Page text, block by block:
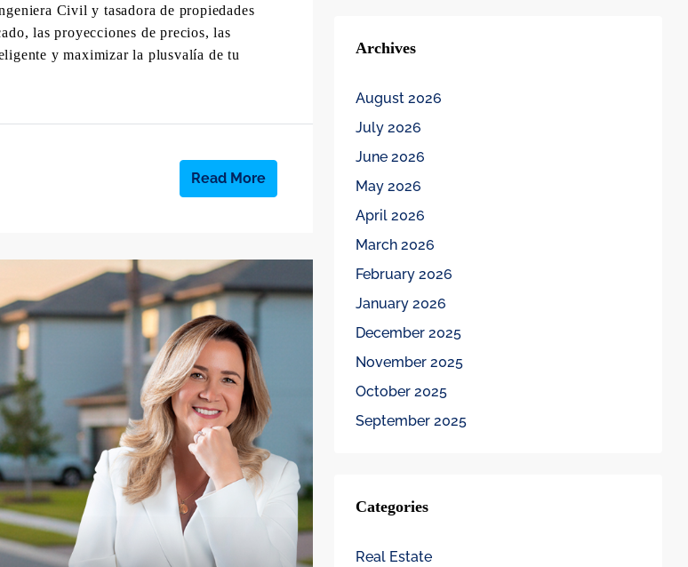
Civil y tasadora de propiedades
las proyecciones de precios, las
y maximizar la plusvalía de tu
Read More
Archives
August 2026
July 2026
June 2026
May 2026
April 2026
March 2026
February 2026
January 2026
December 2025
November 2025
October 2025
September 2025
Categories
Real Estate